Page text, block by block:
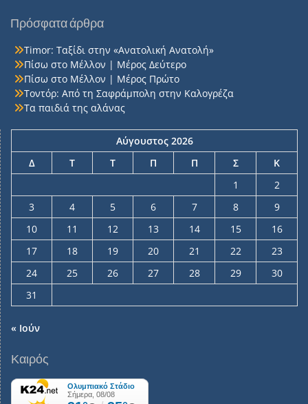
Πρόσφατα άρθρα
Timor: Ταξίδι στην «Ανατολική Ανατολή»
Πίσω στο Μέλλον | Μέρος Δεύτερο
Πίσω στο Μέλλον | Μέρος Πρώτο
Τοντόρ: Από τη Σαφράμπολη στην Καλογρέζα
Τα παιδιά της αλάνας
Αύγουστος 2026
Δ
Τ Τ Π Π Σ
Κ
1
2
3
4 5 6 7 8
9
10
11 12 13 14 15
16
17
18 19 20 21 22
23
24
25 26 27 28 29
30
31
« Ιούν
Καιρός